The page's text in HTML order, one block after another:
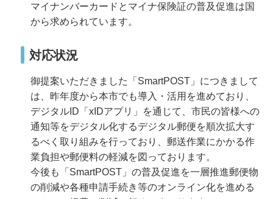
マイナンバーカードとマイナ保険証の普及促進は国
から求められています。
対応状況
御提案いただきました「SmartPOST」につきまして
は、昨年度から本市でも導入・活用を進めており、
デジタルID「xIDアプリ」を通じて、市民の皆様への
通知等をデジタル化するデジタル郵便を順次拡大す
るべく取り組みを行っており、郵送作業にかかる作
業負担や郵便料の軽減を図っております。
今後も「SmartPOST」の普及促進を一層推進郵便物
の削減や各種申請手続き等のオンライン化を進める